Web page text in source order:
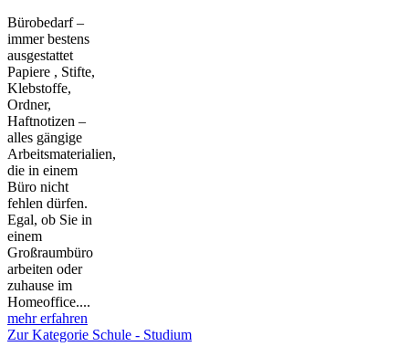
Bürobedarf –
immer bestens
ausgestattet
Papiere , Stifte,
Klebstoffe,
Ordner,
Haftnotizen –
alles gängige
Arbeitsmaterialien,
die in einem
Büro nicht
fehlen dürfen.
Egal, ob Sie in
einem
Großraumbüro
arbeiten oder
zuhause im
Homeoffice....
mehr erfahren
Zur Kategorie Schule - Studium